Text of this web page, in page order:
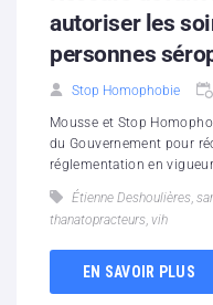
autoriser les
personnes
Stop Homophobie
Mousse et Stop
du Gouvernement pour
réglementation en
Étienne Deshoulières,
thanatopracteurs, vih
EN SAVOIR PLUS